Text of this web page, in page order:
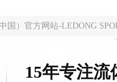
）官方网站-LEDONG
15年专注